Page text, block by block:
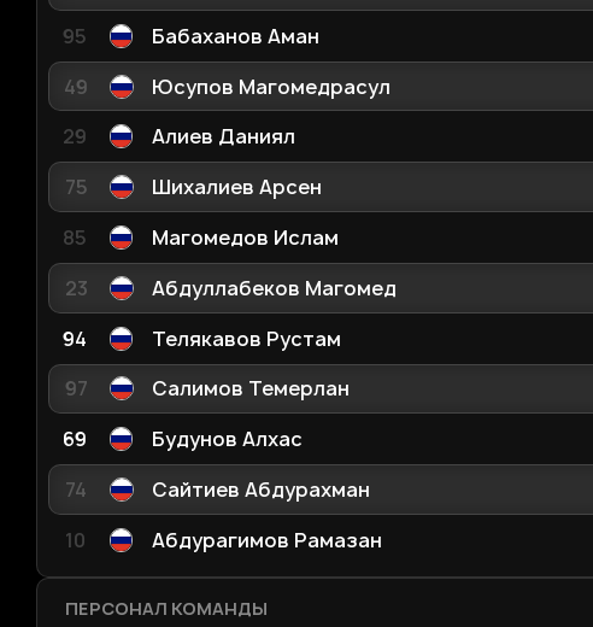
95
Бабаханов Аман
49
Юсупов Магомедрасул
29
Алиев Даниял
75
Шихалиев Арсен
85
Магомедов Ислам
23
Абдуллабеков Магомед
94
Телякавов Рустам
97
Салимов Темерлан
69
Будунов Алхас
74
Сайтиев Абдурахман
10
Абдурагимов Рамазан
ПЕРСОНАЛ КОМАНДЫ